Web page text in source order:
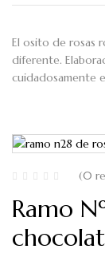
El osito de rosas
diferente.
cuidadosamente
(0
Ramo